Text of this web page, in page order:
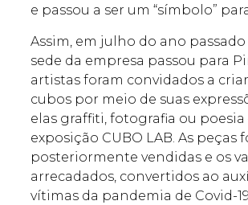
e passou a ser um “símbolo”
Assim, em julho do ano
sede da empresa passou para
artistas foram convidados a
cubos por meio de suas
elas graffiti, fotografia ou poesia
exposição CUBO LAB. As peças
posteriormente vendidas e os
arrecadados, convertidos ao
vítimas da pandemia de Covid-